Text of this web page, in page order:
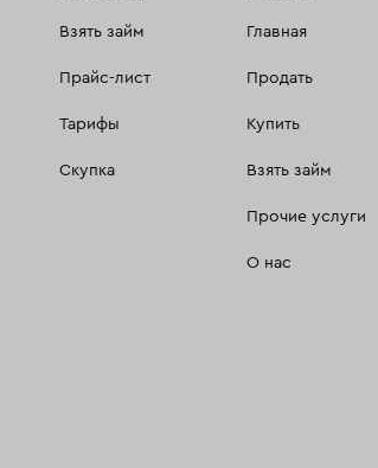
Взять займ
Прайс-лист
Тарифы
Скупка
Главная
Продать
Купить
Взять займ
Прочие услуги
О нас